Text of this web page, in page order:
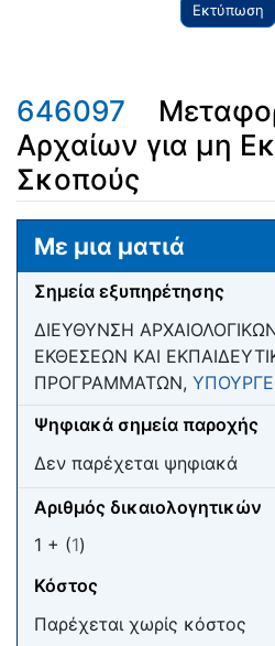
Εκτύπωση
646097
Αρχαίων για μη
Σκοπούς
Μετάβαση σε: πλοήγηση
Με μια ματιά
Σημεία εξυπηρέτησης
ΔΙΕΥΘΥΝΣΗ
ΕΚΘΕΣΕΩΝ ΚΑΙ
ΠΡΟΓΡΑΜΜΑΤΩΝ,
Ψηφιακά σημεία παροχής
Δεν παρέχεται ψηφιακά
Αριθμός δικαιολογητικών
1 + (1)
Κόστος
Παρέχεται χωρίς κόστος